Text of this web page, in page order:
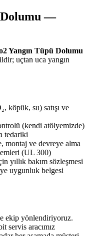
Dolumu —
Yangın Tüpü Dolumu
uçtan uca yangın
köpük, su) satışı ve
(kendi atölyemizde)
tedariki
montaj ve devreye alma
(UL 300)
yıllık bakım sözleşmesi
uygunluk belgesi
ekip yönlendiriyoruz.
servis aracımız